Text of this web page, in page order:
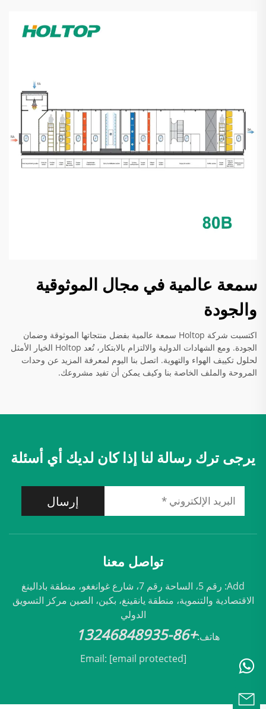
سمعة عالمية في مجال الموثوقية
والجودة
اكتسبت شركة Holtop سمعة عالمية بفضل منتجاتها الموثوقة وضمان
الجودة. ومع الشهادات الدولية والالتزام بالابتكار، تُعد Holtop الخيار الأمثل
لحلول تكييف الهواء والتهوية. اتصل بنا اليوم لمعرفة المزيد عن وحدات
المروحة والملف الخاصة بنا وكيف يمكن أن تفيد مشروعك.
يرجى ترك رسالة لنا إذا كان لديك أي أسئلة
إرسال
تواصل معنا
Add: رقم 5، الساحة رقم 7، شارع غوانغغو، منطقة بادالينغ
الاقتصادية والتنموية، منطقة يانقينغ، بكين، الصين مركز التسويق
الدولي
هاتف:+86-13246848935
Email: [email protected]